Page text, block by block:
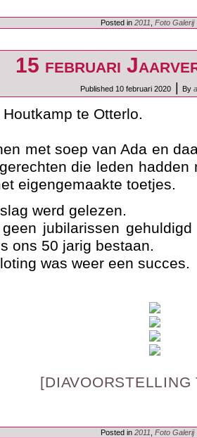
Posted in 2011 Foto Galerij
15 februari
Published 10 februari 2020 By
te Otterlo.
met soep van Ada en
die leden hadden
eigengemaakte toetjes.
werd gelezen.
jubilarissen
ons 50 jarig bestaan.
was weer een succes.
[DIAVOORSTELLING
Posted in 2011 Foto Galerij